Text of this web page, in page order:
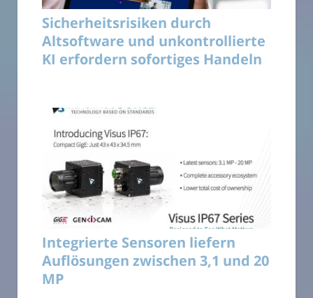
Sicherheitsrisiken durch
Altsoftware und unkontrollierte
KI erfordern sofortiges Handeln
Integrierte Sensoren liefern
Auflösungen zwischen 3,1 und 20
MP